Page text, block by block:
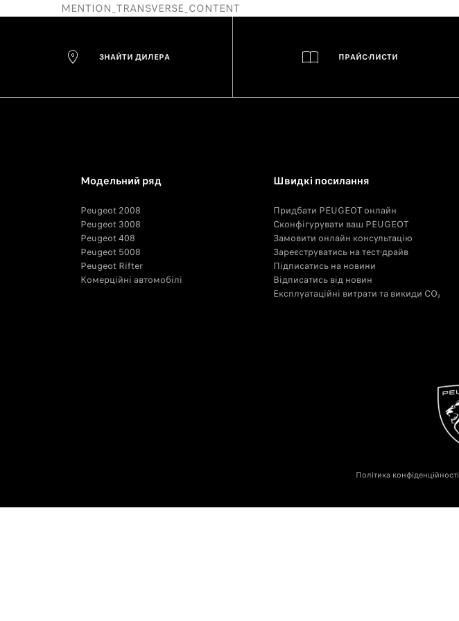
MENTION_TRANSVERSE_CONTENT
ЗНАЙТИ ДИЛЕРА ПРАЙС-ЛИСТИ
Модельний ряд
Peugeot 2008
Peugeot 3008
Peugeot 408
Peugeot 5008
Peugeot Rifter
Комерційні автомобілі
Швидкі посилання
Придбати PEUGEOT онлайн
Сконфігурувати ваш PEUGEOT
Замовити онлайн консультацію
Зареєструватись на тест-драйв
Підписатись на новини
Відписатись від новин
Експлуатаційні витрати та викиди CO₂
Політика конфіденційності